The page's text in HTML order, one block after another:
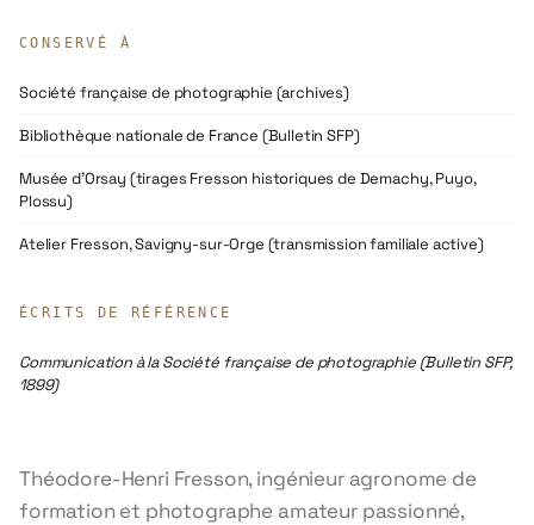
CONSERVÉ À
Société française de photographie (archives)
Bibliothèque nationale de France (Bulletin SFP)
Musée d'Orsay (tirages Fresson historiques de Demachy, Puyo,
Plossu)
Atelier Fresson, Savigny-sur-Orge (transmission familiale active)
ÉCRITS DE RÉFÉRENCE
Communication à la Société française de photographie (Bulletin SFP,
1899)
Théodore-Henri Fresson, ingénieur agronome de
formation et photographe amateur passionné,